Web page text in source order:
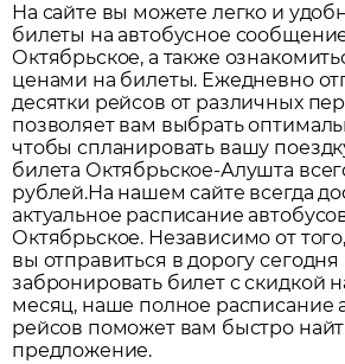
На сайте вы можете легко и
билеты на автобусное
Октябрьское, а также
ценами на билеты. Ежедневно
десятки рейсов от различных
позволяет вам выбрать
чтобы спланировать вашу
билета Октябрьское-Алушта
рублей.На нашем сайте всегда
актуальное расписание
Октябрьское. Независимо от
вы отправиться в дорогу
забронировать билет с скидкой
месяц, наше полное расписание
рейсов поможет вам быстро
предложение.